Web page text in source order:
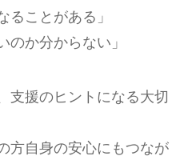
ることがある」
のか分からない」
支援のヒントになる大切
方自身の安心にもつなが